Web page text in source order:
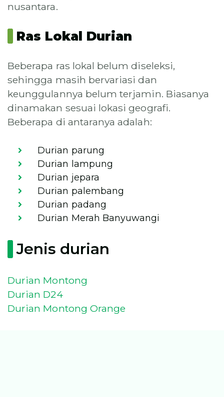
nusantara.
Ras Lokal Durian
Beberapa ras lokal belum diseleksi,
sehingga masih bervariasi dan
keunggulannya belum terjamin. Biasanya
dinamakan sesuai lokasi geografi.
Beberapa di antaranya adalah:
Durian parung
Durian lampung
Durian jepara
Durian palembang
Durian padang
Durian Merah Banyuwangi
Jenis durian
Durian Montong
Durian D24
Durian Montong Orange